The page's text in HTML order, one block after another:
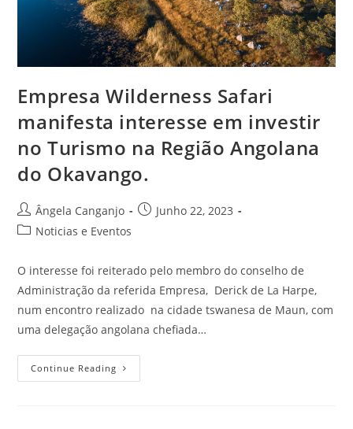
Empresa Wilderness Safari
manifesta interesse em investir
no Turismo na Região Angolana
do Okavango.
Ângela Canganjo
Junho 22, 2023
Noticias e Eventos
O interesse foi reiterado pelo membro do conselho de
Administração da referida Empresa, Derick de La Harpe,
num encontro realizado na cidade tswanesa de Maun, com
uma delegação angolana chefiada…
Continue Reading